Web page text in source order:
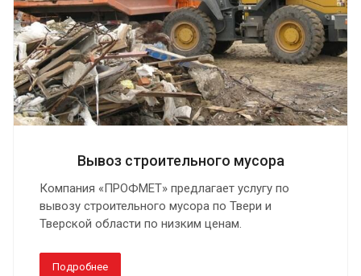
Вывоз строительного мусора
Компания «ПРОФМЕТ» предлагает услугу по
вывозу строительного мусора по Твери и
Тверской области по низким ценам.
Подробнее